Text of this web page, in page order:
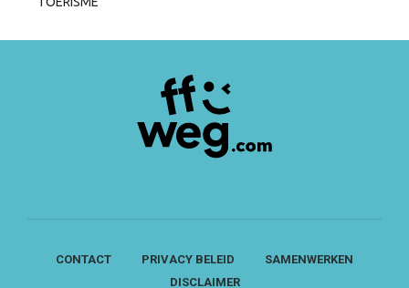
CONTACT PRIVACY BELEID
SAMENWERKEN
DISCLAIMER